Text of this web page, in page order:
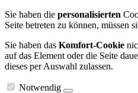
Sie haben die personalisierten
Seite betreten zu können, müssen
Sie haben das Komfort-Cookie
auf das Element oder die Seite
dieses per Auswahl zulassen.
Notwendig